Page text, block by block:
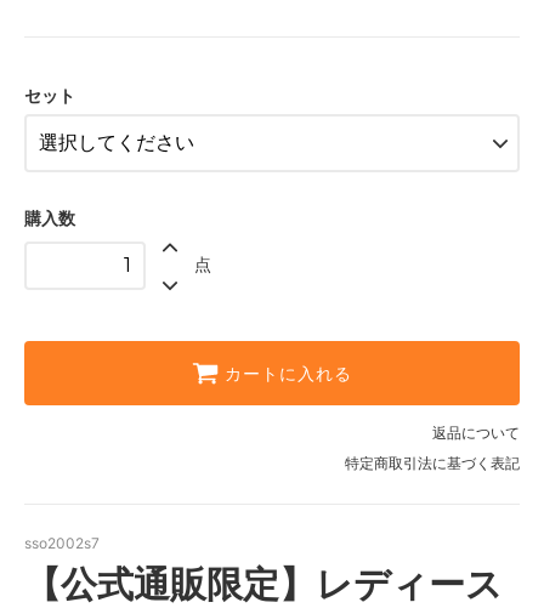
ベージュ・グレー各2足
ホワイト3足/ピンク・グレー各2足
ベージュ・ピンク各2足/ブラック3
足
セット
購入数
点
カートに入れる
返品について
特定商取引法に基づく表記
sso2002s7
【公式通販限定】レディース